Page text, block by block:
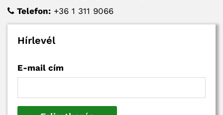
Telefon: +36 1 311 9066
Hírlevél
E-mail cím